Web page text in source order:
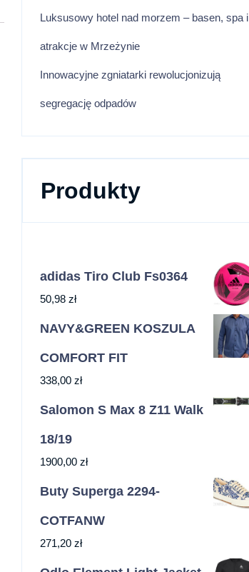
Luksusowy hotel nad morzem – basen, spa i
atrakcje w Mrzeżynie
Innowacyjne zgniatarki rewolucjonizują
segregację odpadów
Produkty
adidas Tiro Club Fs0364
50,98 zł
NAVY&GREEN KOSZULA
COMFORT FIT
338,00 zł
Salomon S Max 8 Z11 Walk
18/19
1900,00 zł
Buty Superga 2294-
COTFANW
271,20 zł